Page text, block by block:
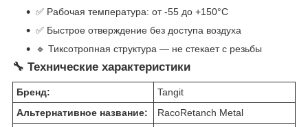
✅ Рабочая температура: от -55 до +150°C
✅ Быстрое отверждение без доступа воздуха
🔹 Тиксотропная структура — не стекает с резьбы
🔧 Технические характеристики
Бренд:
Tangit
Альтернативное название:
RacoRetanch Metal